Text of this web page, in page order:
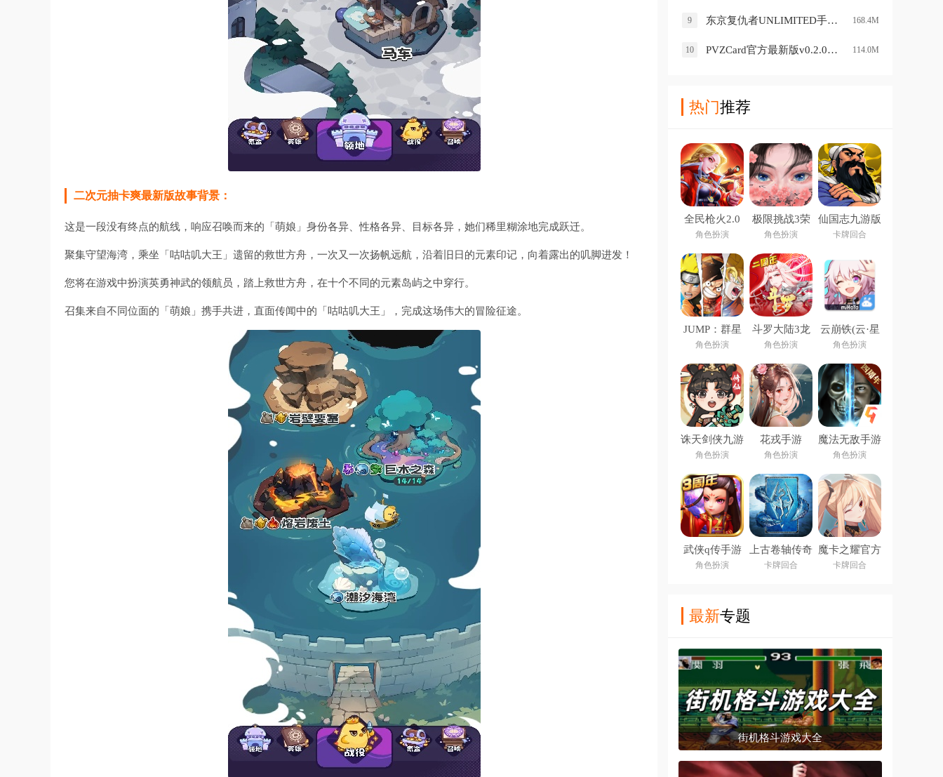
二次元抽卡爽最新版故事背景：
这是一段没有终点的航线，响应召唤而来的「萌娘」身份各异、性格各异、目标各异，她们稀里糊涂地完成跃迁。
聚集守望海湾，乘坐「咕咕叽大王」遗留的救世方舟，一次又一次扬帆远航，沿着旧日的元素印记，向着露出的叽脚进发！
您将在游戏中扮演英勇神武的领航员，踏上救世方舟，在十个不同的元素岛屿之中穿行。
召集来自不同位面的「萌娘」携手共进，直面传闻中的「咕咕叽大王」，完成这场伟大的冒险征途。
9 东京复仇者UNLIMITED手游(アンリベ安装器)v1.0.2 最新版 168.4M
10 PVZCard官方最新版v0.2.0 安卓版 114.0M
热门推荐
全民枪火2.0
手游
角色扮演
极限挑战3荣
耀之战手游
角色扮演
仙国志九游版
卡牌回合
JUMP：群星
集结下载安装
角色扮演
斗罗大陆3龙
王传说官方版
角色扮演
云崩铁(云·星
穹铁道)
角色扮演
诛天剑侠九游
版
角色扮演
花戎手游
角色扮演
魔法无敌手游
角色扮演
武侠q传手游
角色扮演
上古卷轴传奇
九游版
卡牌回合
魔卡之耀官方
版
卡牌回合
最新专题
街机格斗游戏大全